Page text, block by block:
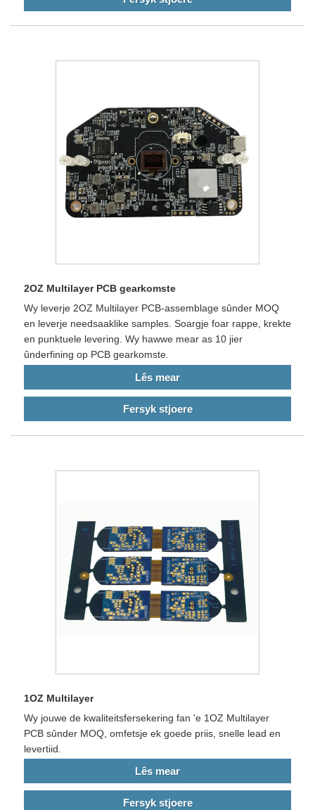
2OZ Multilayer PCB gearkomste
Wy leverje 2OZ Multilayer PCB-assemblage sûnder MOQ
en leverje needsaaklike samples. Soargje foar rappe, krekte
en punktuele levering. Wy hawwe mear as 10 jier
ûnderfining op PCB gearkomste.
Lês mear
Fersyk stjoere
1OZ Multilayer
Wy jouwe de kwaliteitsfersekering fan 'e 1OZ Multilayer
PCB sûnder MOQ, omfetsje ek goede priis, snelle lead en
levertiid.
Lês mear
Fersyk stjoere